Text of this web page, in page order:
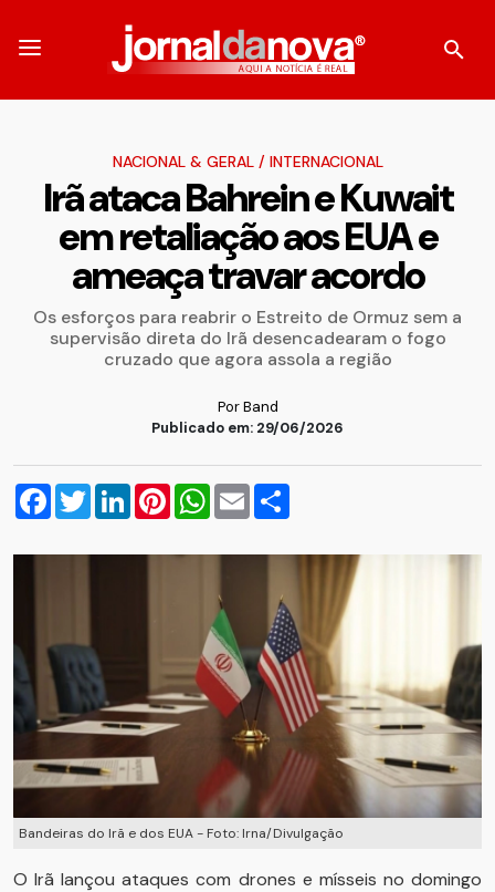
NACIONAL & GERAL/ INTERNACIONAL
Irã ataca Bahrein e Kuwait
em retaliação aos EUA e
ameaça travar acordo
Os esforços para reabrir o Estreito de Ormuz sem a
supervisão direta do Irã desencadearam o fogo
cruzado que agora assola a região
Por Band
Publicado em: 29/06/2026
Facebook
TwitterLinkedInPinterestWhatsApp
Email
Bandeiras do Irã e dos EUA - Foto: Irna/Divulgação
O Irã lançou ataques com drones e mísseis no domingo